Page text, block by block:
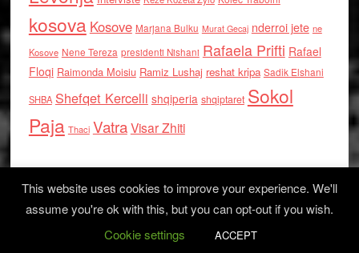
kosova Kosove Marjana Bulku Murat Gecaj nderroi jete ne
Kosove Nene Tereza presidenti Nishani Rafaela Prifti Rafael
Floqi Raimonda Moisiu Ramiz Lushaj reshat kripa Sadik Elshani
SHBA Shefqet Kercelli shqiperia shqiptaret Sokol
Paja Thaci VatraVisar Zhiti
Log in
This website uses cookies to improve your experience. We'll
assume you're ok with this, but you can opt-out if you wish.
Cookie settings
ACCEPT